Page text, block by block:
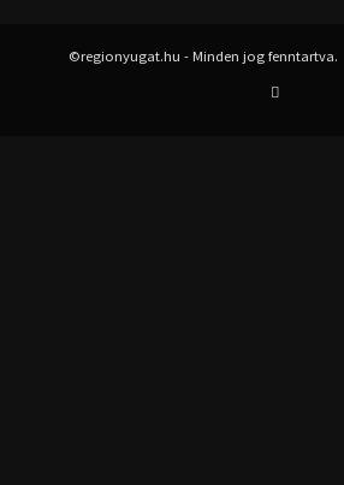
©regionyugat.hu - Minden jog fenntartva.